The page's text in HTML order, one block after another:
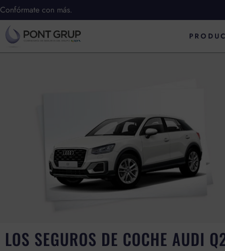
Ir
al
contenido
Confórmate con más.
LOS SEGUROS DE COCHE AUDI